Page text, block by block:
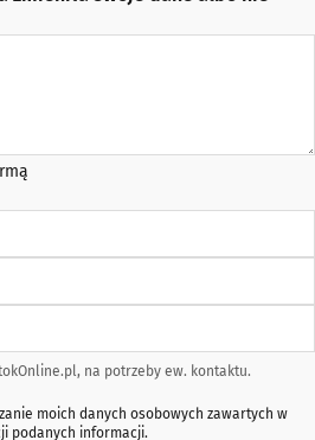
na potrzeby ew. kontaktu.
moich danych osobowych zawartych w
podanych informacji.